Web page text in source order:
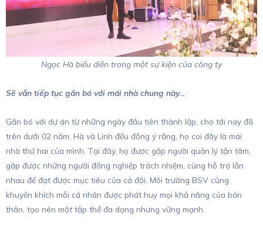
Ngọc Hà biểu diễn trong một sự kiện của công ty
Sẽ vẫn tiếp tục gắn bó với mái nhà chung này…
Gắn bó với dự án từ những ngày đầu tiên thành lập, cho tới nay đã
trên dưới 02 năm, Hà và Linh đều đồng ý rằng, họ coi đây là mái
nhà thứ hai của mình. Tại đây, họ được gặp người quản lý tận tâm,
gặp được những người đồng nghiệp trách nhiệm, cùng hỗ trợ lẫn
nhau để đạt được mục tiêu của cả đội. Môi trường BSV cũng
khuyến khích mỗi cá nhân được phát huy mọi khả năng của bản
thân, tạo nên một tập thể đa dạng nhưng vững mạnh.